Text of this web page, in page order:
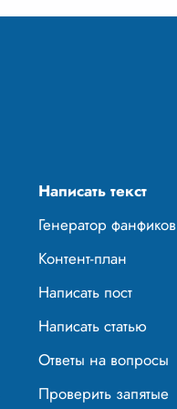
Написать текст
Генератор фанфиков
Контент-план
Написать пост
Написать статью
Ответы на вопросы
Проверить запятые